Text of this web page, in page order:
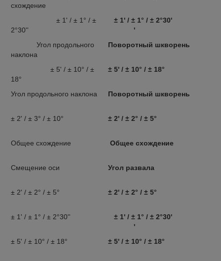
схождение
± 1' / ± 1° / ±
2°30''
± 1' / ± 1° / ± 2°30'
'
Угол продольного
наклона
Поворотный шкворень
± 5' / ± 10° / ±
18°
± 5' / ± 10° / ± 18°
Угол продольного наклона Поворотный шкворень
± 2' / ± 3° / ± 10° ± 2' / ± 2° / ± 5°
Общее схождение Общее схождение
Смещение оси Угол развала
± 2' / ± 2° / ± 5° ± 2' / ± 2° / ± 5°
± 1' / ± 1° / ± 2°30''
± 1' / ± 1° / ± 2°30'
'
± 5' / ± 10° / ± 18°
± 5' / ± 10° / ± 18°